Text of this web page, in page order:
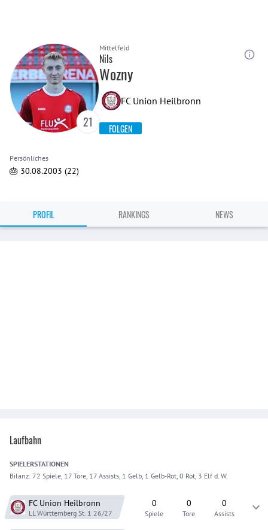
21
Mittelfeld
Nils
Wozny
FC Union Heilbronn
FOLGEN
Persönliches
🎂 30.08.2003 (22)
PROFIL RANKINGS NEWS
Laufbahn
SPIELERSTATIONEN
Bilanz: 72 Spiele, 17 Tore, 17 Assists, 1 Gelb, 1 Gelb-Rot, 0 Rot, 3 Elf d. W.
FC Union Heilbronn
LL Württemberg St. 1 26/27
0
Spiele
0
Tore
0
Assists